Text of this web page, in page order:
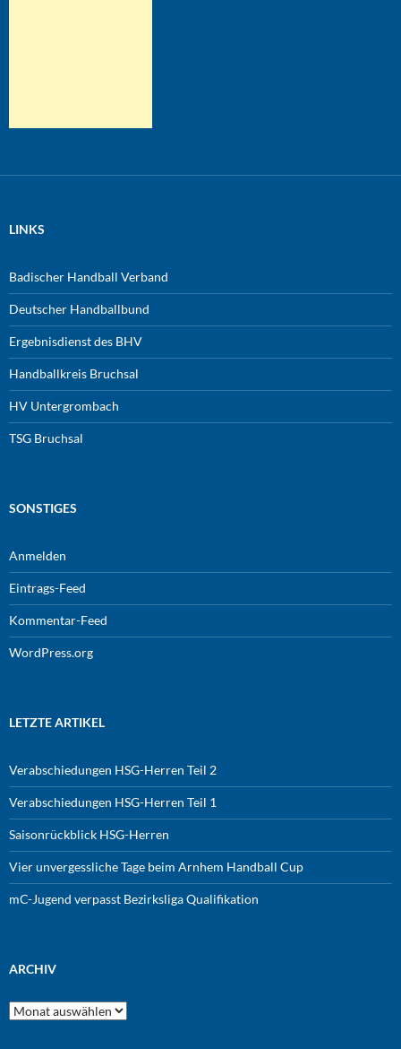
LINKS
Badischer Handball Verband
Deutscher Handballbund
Ergebnisdienst des BHV
Handballkreis Bruchsal
HV Untergrombach
TSG Bruchsal
SONSTIGES
Anmelden
Eintrags-Feed
Kommentar-Feed
WordPress.org
LETZTE ARTIKEL
Verabschiedungen HSG-Herren Teil 2
Verabschiedungen HSG-Herren Teil 1
Saisonrückblick HSG-Herren
Vier unvergessliche Tage beim Arnhem Handball Cup
mC-Jugend verpasst Bezirksliga Qualifikation
ARCHIV
Archiv